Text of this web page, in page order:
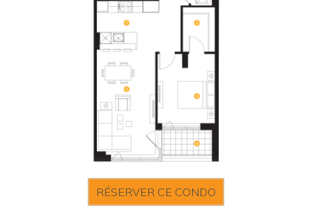
RÉSERVER CE CONDO